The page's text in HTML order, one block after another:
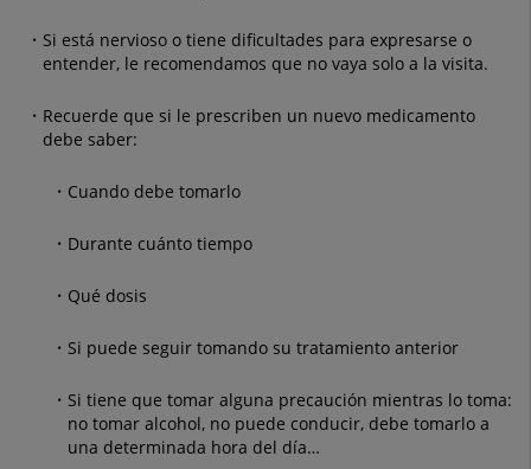
Si está nervioso o tiene dificultades para expresarse o
entender, le recomendamos que no vaya solo a la visita.
Recuerde que si le prescriben un nuevo medicamento
debe saber:
Cuando debe tomarlo
Durante cuánto tiempo
Qué dosis
Si puede seguir tomando su tratamiento anterior
Si tiene que tomar alguna precaución mientras lo toma:
no tomar alcohol, no puede conducir, debe tomarlo a
una determinada hora del día…